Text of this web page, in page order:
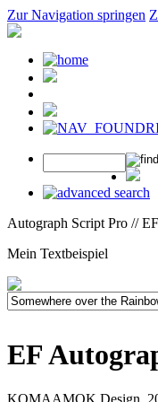
Zur Navigation springen
Autograph Script Pro //
Mein Textbeispiel
EF
KOMAAMOK Design,